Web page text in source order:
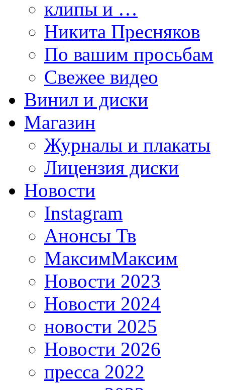
клипы и …
Никита Пресняков
По вашим просьбам
Свежее видео
Винил и диски
Магазин
Журналы и плакаты
Лицензия диски
Новости
Instagram
Анонсы Тв
МаксимМаксим
Новости 2023
Новости 2024
новости 2025
Новости 2026
пресса 2022